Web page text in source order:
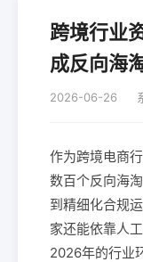
跨境行业
成反向海
2026-06-26
作为跨境电商
数百个反向海
到精细化合规
家还能依靠人
2026年的行业